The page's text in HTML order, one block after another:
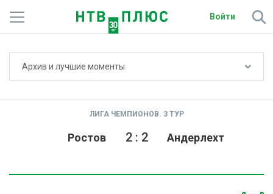
Войти
Архив и лучшие моменты
ЛИГА ЧЕМПИОНОВ. 3 ТУР
Ростов Андерлехт
2: 2